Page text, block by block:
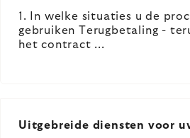
ARTICLES
1. In welke situaties u de
gebruiken Terugbetaling -
het contract ...
Uitgebreide diensten voor